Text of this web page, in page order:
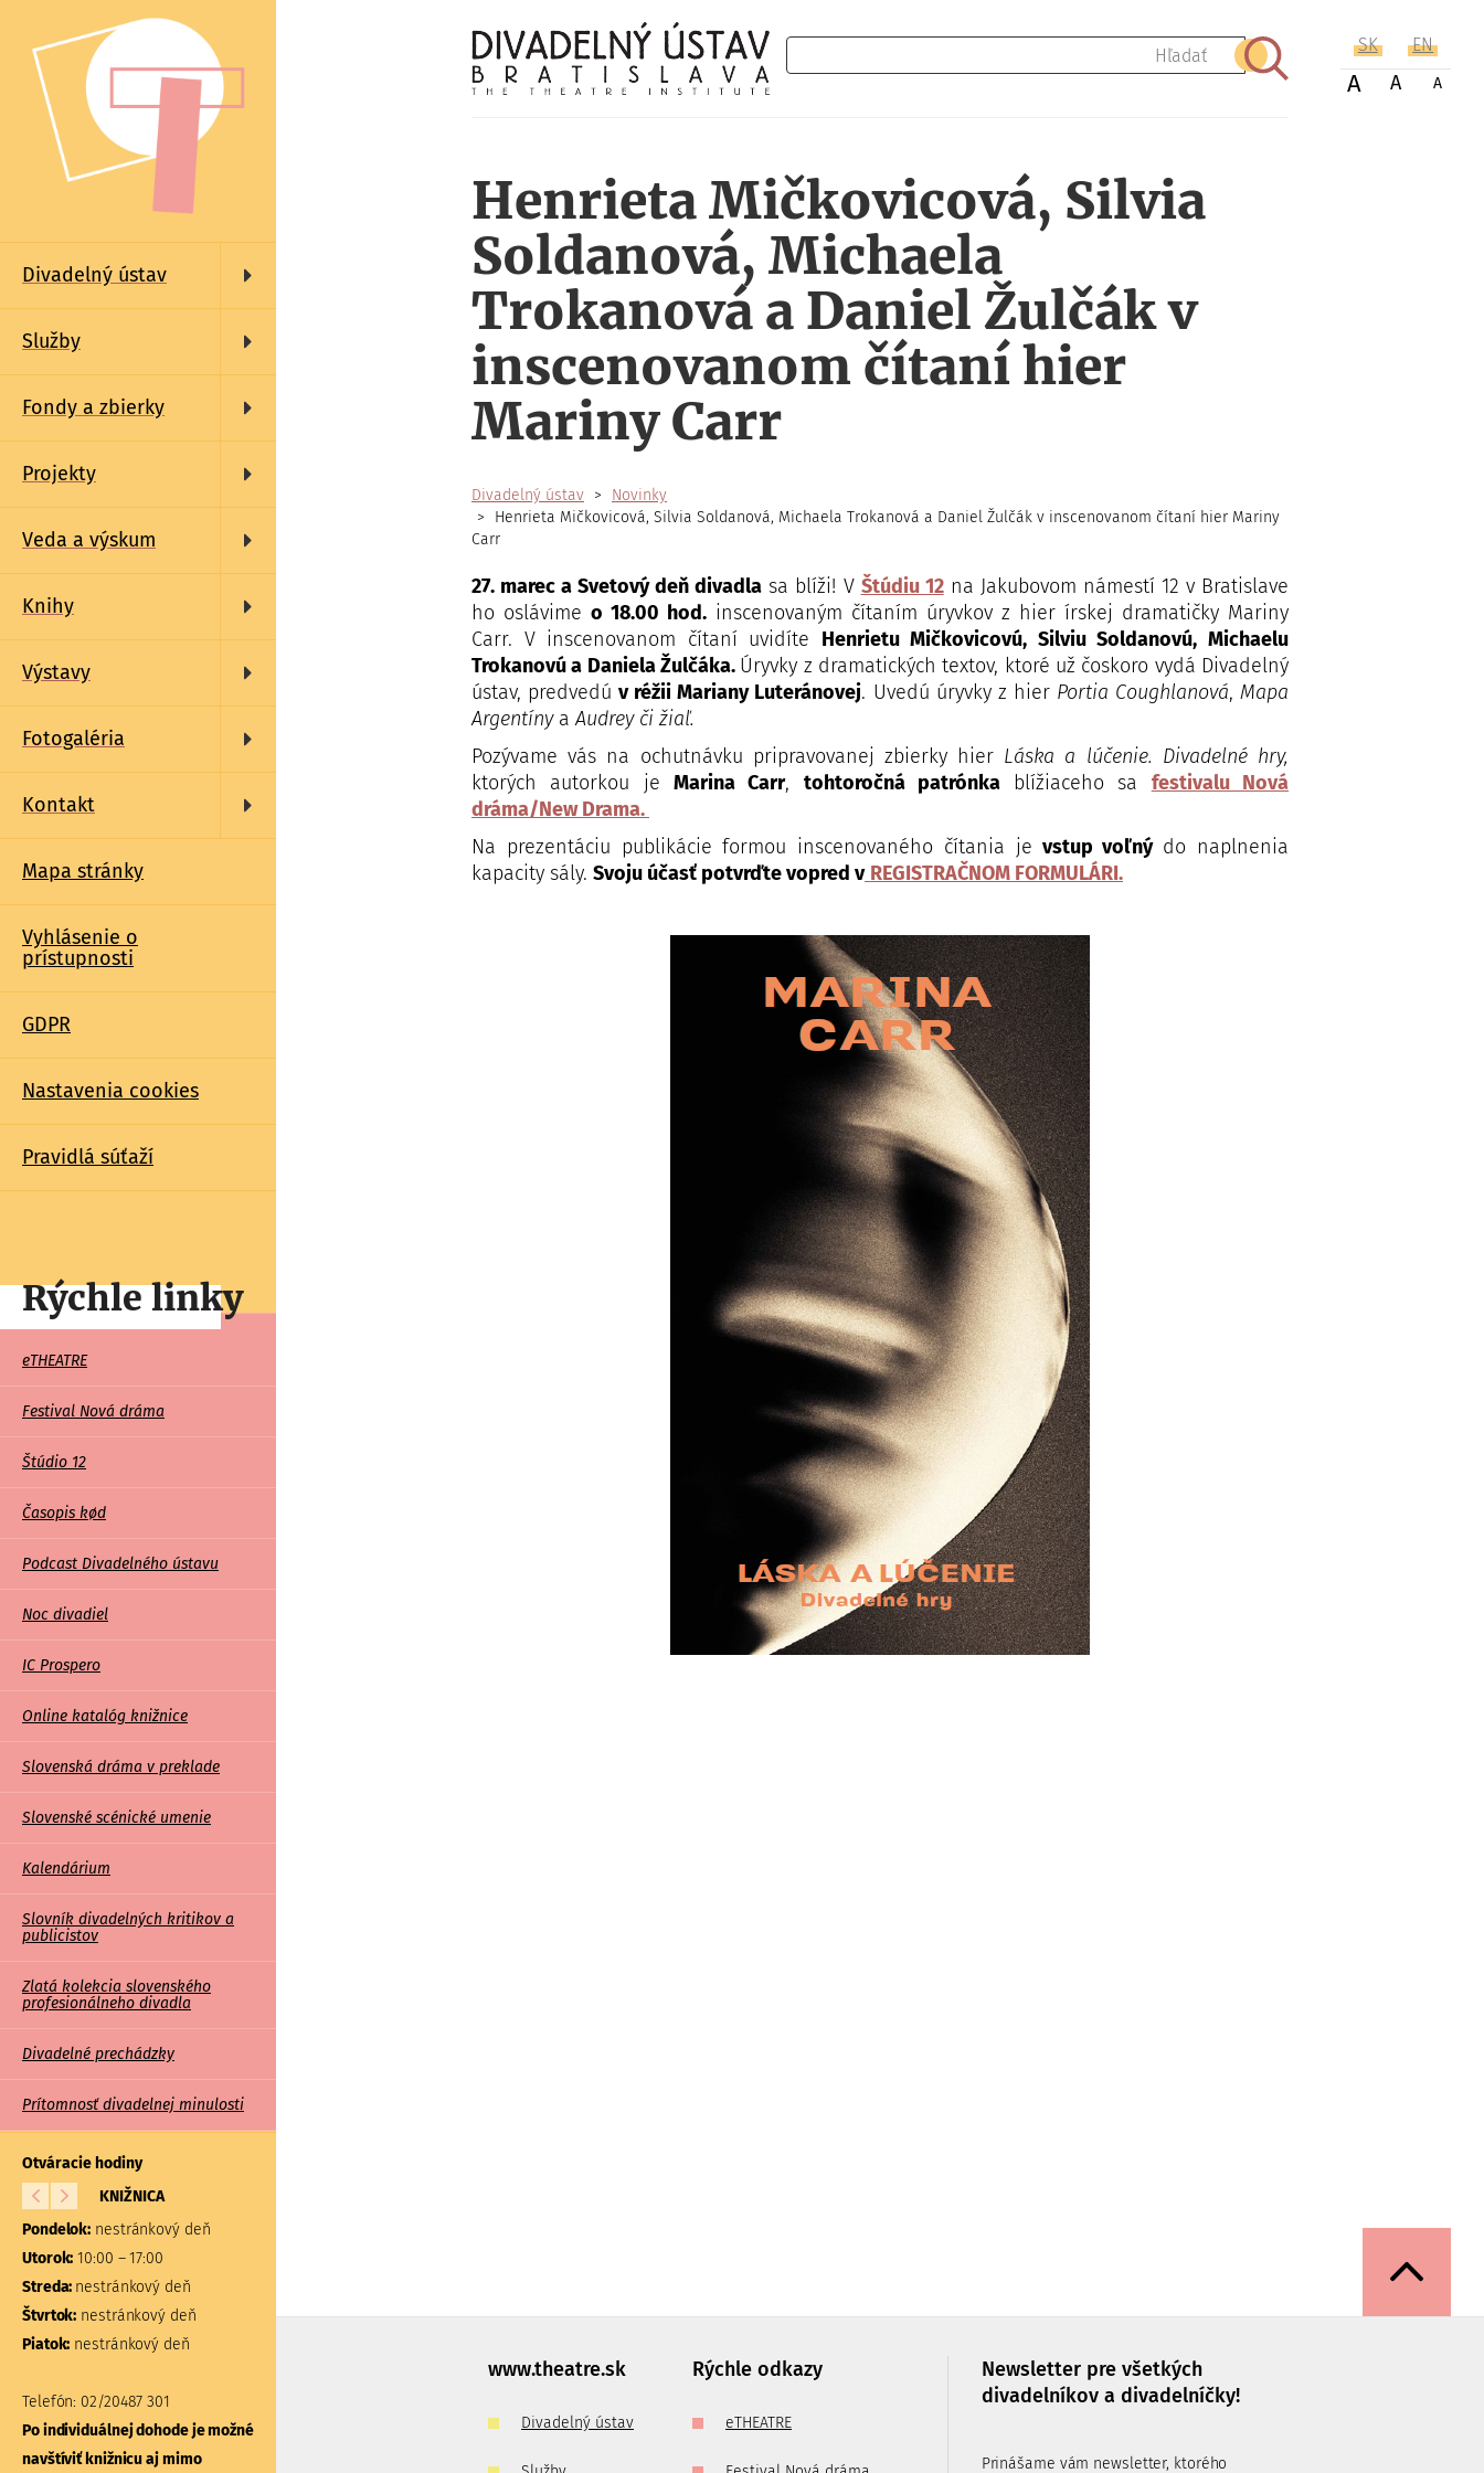
hlavný
obsah
Main
navigation
Divadelný ústav
Služby
Fondy a zbierky
Projekty
Veda a výskum
Knihy
Výstavy
Fotogaléria
Kontakt
Mapa stránky
Vyhlásenie o
prístupnosti
GDPR
Nastavenia cookies
Pravidlá súťaží
Rýchle linky
Rychle
linky
eTHEATRE
Festival Nová dráma
Štúdio 12
Časopis kød
Podcast Divadelného ústavu
Noc divadiel
IC Prospero
Online katalóg knižnice
Slovenská dráma v preklade
Slovenské scénické umenie
Kalendárium
Slovník divadelných kritikov a
publicistov
Zlatá kolekcia slovenského
profesionálneho divadla
Divadelné prechádzky
Prítomnosť divadelnej minulosti
Otváracie hodiny
KNIŽNICA
Pondelok: nestránkový deň
Utorok: 10:00 – 17:00
Streda: nestránkový deň
Štvrtok: nestránkový deň
Piatok: nestránkový deň
Telefón: 02/20487 301
Po individuálnej dohode je možné
navštíviť knižnicu aj mimo
02/20487 304, 310
Štvrtok:10:30–15:00
Hľadať
Hľadať
Henrieta Mičkovicová, Silvia
Soldanová, Michaela
Trokanová a Daniel Žulčák v
inscenovanom čítaní hier
Mariny Carr
Divadelný ústav
Novinky
Henrieta Mičkovicová, Silvia Soldanová, Michaela Trokanová a Daniel Žulčák v inscenovanom čítaní hier Mariny
Carr
27. marec a Svetový deň divadla sa blíži! V Štúdiu 12na Jakubovom námestí 12 v Bratislave
ho oslávime o 18.00 hod. inscenovaným čítaním úryvkov z hier írskej dramatičky Mariny
Carr. V inscenovanom čítaní uvidíte Henrietu Mičkovicovú, Silviu Soldanovú, Michaelu
Trokanovú a Daniela Žulčáka. Úryvky z dramatických textov, ktoré už čoskoro vydá Divadelný
ústav, predvedúv réžii Mariany Luteránovej. Uvedú úryvky z hier Portia Coughlanová,Mapa
ArgentínyaAudrey či žiaľ.
Pozývame vás na ochutnávku pripravovanej zbierky hier Láska a lúčenie. Divadelné hry,
ktorých autorkou je Marina Carr, tohtoročná patrónkablížiaceho sa festivalu Nová
dráma/New Drama.
Na prezentáciu publikácie formou inscenovaného čítania je vstup voľný do naplnenia
kapacity sály. Svoju účasť potvrďte vopred v REGISTRAČNOM FORMULÁRI.
SK EN
A A A
www.theatre.sk
Divadelný ústav
Rýchle odkazy
eTHEATRE
Newsletter pre všetkých
divadelníkov a divadelníčky!
Prinášame vám newsletter, ktorého